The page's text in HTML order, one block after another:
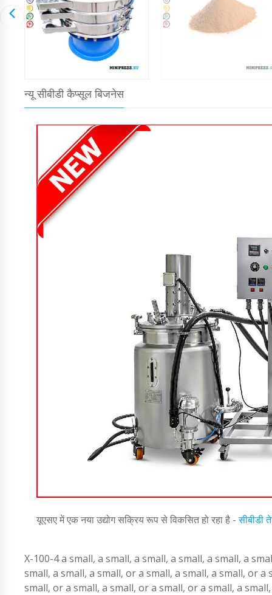
न्यू सीबीडी कैप्सूल बिजनेस
यूएसए में एक नया उद्योग सक्रिय रूप से विकसित हो रहा है -सीबीडी
X-100-4 a small, a small, a small, a small, a small, a
small, a small, a small, or a small, a small, a small, or
small, or a small, a small, or a small, or a small, a